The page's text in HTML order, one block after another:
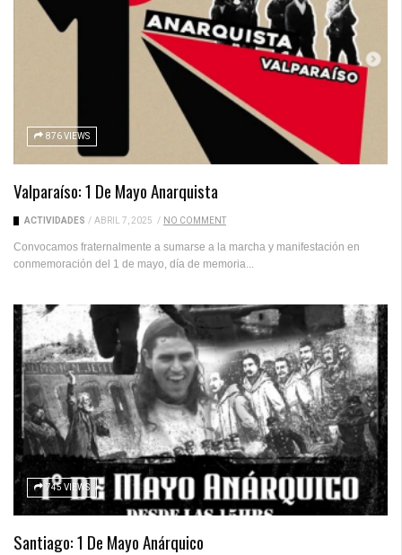
876 VIEWS
Valparaíso: 1 De Mayo Anarquista
ACTIVIDADES / ABRIL 7, 2025 / NO COMMENT
Convocamos fraternalmente a sumarse a la marcha y manifestación en
conmemoración del 1 de mayo, día de memoria...
745 VIEWS
Santiago: 1 De Mayo Anárquico